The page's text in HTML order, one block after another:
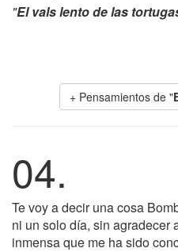
"El vals lento de las
+ Pensamientos de "
04.
Te voy a decir una cosa
ni un solo día, sin agradecer
inmensa que me ha sido